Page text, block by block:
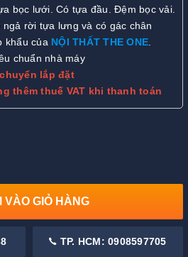
bọc lưới. Có tựa đầu. Đệm bọc vải.
rời tựa lưng và có gác chân
khẩu của NỘI THẤT THE ONE.
chuẩn nhà máy
lắp đặt
thêm thuế VAT khi thanh toán
VÀO GIỎ HÀNG
TP. HCM: 0908597705